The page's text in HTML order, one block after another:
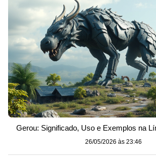
Gerou: Significado, Uso e Exemplos na
26/05/2026 às 23:46